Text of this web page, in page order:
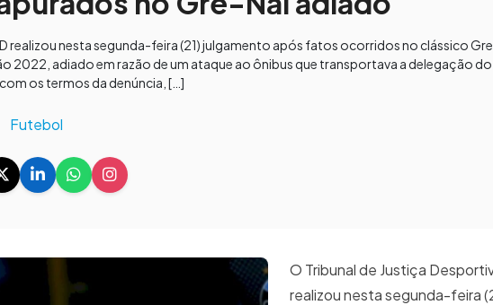
realizou nesta segunda-feira (21) julgamento após fatos ocorridos no clássico
2022, adiado em razão de um ataque ao ônibus que transportava a delegação
os termos da denúncia, […]
Futebol
O Tribunal de Justiça
realizou nesta segunda-feira